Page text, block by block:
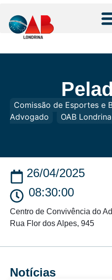
Comissão de Esportes e
Advogado
OAB Londrina
26/04/2025
08:30:00
Centro de Convivência do
Rua Flor dos Alpes, 945
Notícias